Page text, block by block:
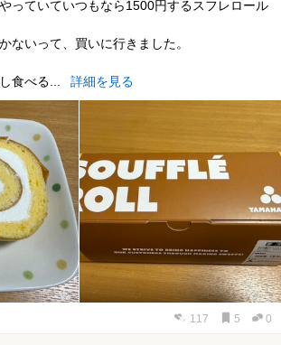
っていていつもなら1500円するスフレロール
ないって、買いに行きました。
食べる... 詳細を見る
117 5 0